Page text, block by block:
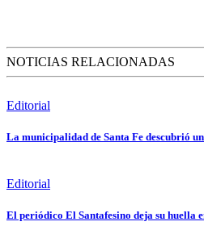
NOTICIAS RELACIONADAS
Editorial
La municipalidad de Santa Fe descubrió
Editorial
El periódico El Santafesino deja su huella